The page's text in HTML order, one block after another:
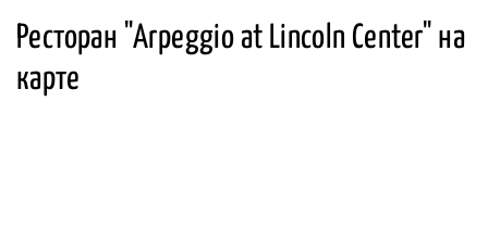
Ресторан "Arpeggio at Lincoln Center" на
карте